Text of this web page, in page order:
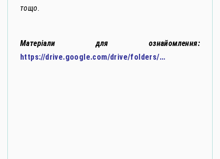
тощо.
Матеріали для ознайомлення:
https://drive.google.com/drive/folders/…